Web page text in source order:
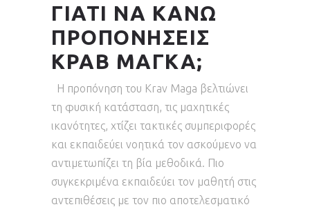
ΓΙΑΤΙ ΝΑ ΚΑΝΩ
ΠΡΟΠΟΝΗΣΕΙΣ
ΚΡΑΒ ΜΑΓΚΑ;
Η προπόνηση του Krav Maga βελτιώνει
τη φυσική κατάσταση, τις μαχητικές
ικανότητες, χτίζει τακτικές συμπεριφορές
και εκπαιδεύει νοητικά τον ασκούμενο να
αντιμετωπίζει τη βία μεθοδικά. Πιο
συγκεκριμένα εκπαιδεύει τον μαθητή στις
αντεπιθέσεις με τον πιο αποτελεσματικό